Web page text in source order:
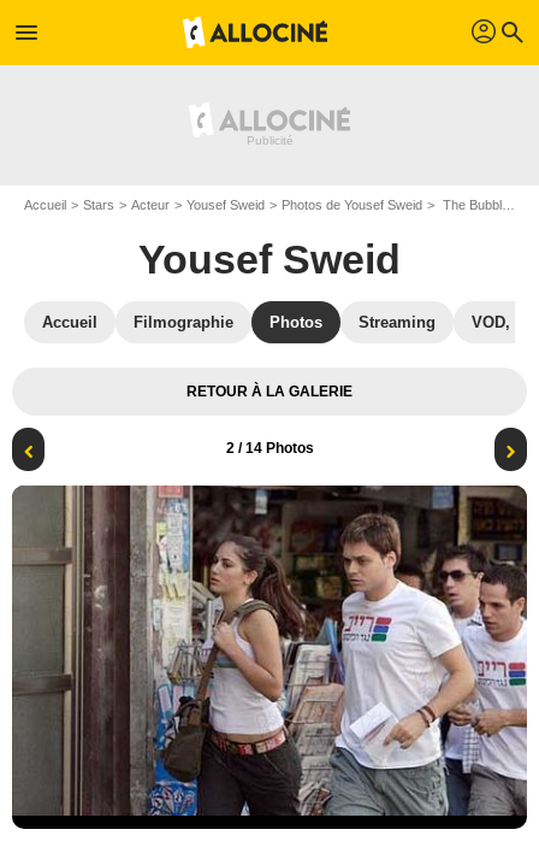
menu profil search
Accueil Stars Acteur Yousef Sweid Photos de Yousef Sweid The Bubble : Photo Alon Friedman, Daniela Wircer, Yousef Sweid, Ohad Knoller, Eytan Fox
Yousef Sweid
Accueil Filmographie Photos Streaming VOD,
RETOUR À LA GALERIE
2/ 14 Photos